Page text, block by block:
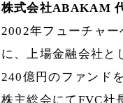
株式会社ABAKAM
2002年フューチャ
に、上場金融会社と
240億円のファンド
株主総会にてFVC社